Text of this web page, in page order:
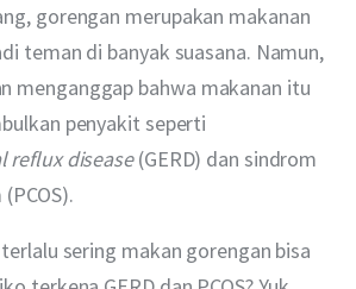
gorengan merupakan makanan
teman di banyak suasana. Namun,
menganggap bahwa makanan itu
penyakit seperti
reflux disease (GERD) dan sindrom
sering makan gorengan bisa